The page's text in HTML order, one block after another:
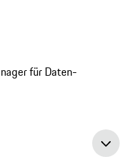
für Daten-